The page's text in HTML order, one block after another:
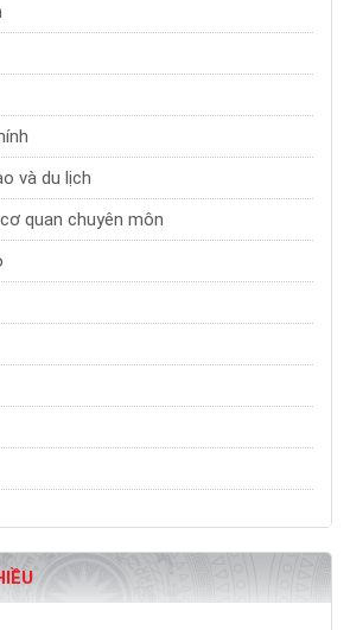
và du lịch
quan chuyên môn